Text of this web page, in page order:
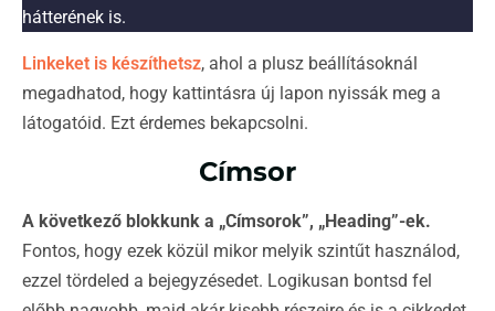
hátterének is.
Linkeket is készíthetsz, ahol a plusz beállításoknál
megadhatod, hogy kattintásra új lapon nyissák meg a
látogatóid. Ezt érdemes bekapcsolni.
Címsor
A következő blokkunk a „Címsorok”, „Heading”-ek.
Fontos, hogy ezek közül mikor melyik szintűt használod,
ezzel tördeled a bejegyzésedet. Logikusan bontsd fel